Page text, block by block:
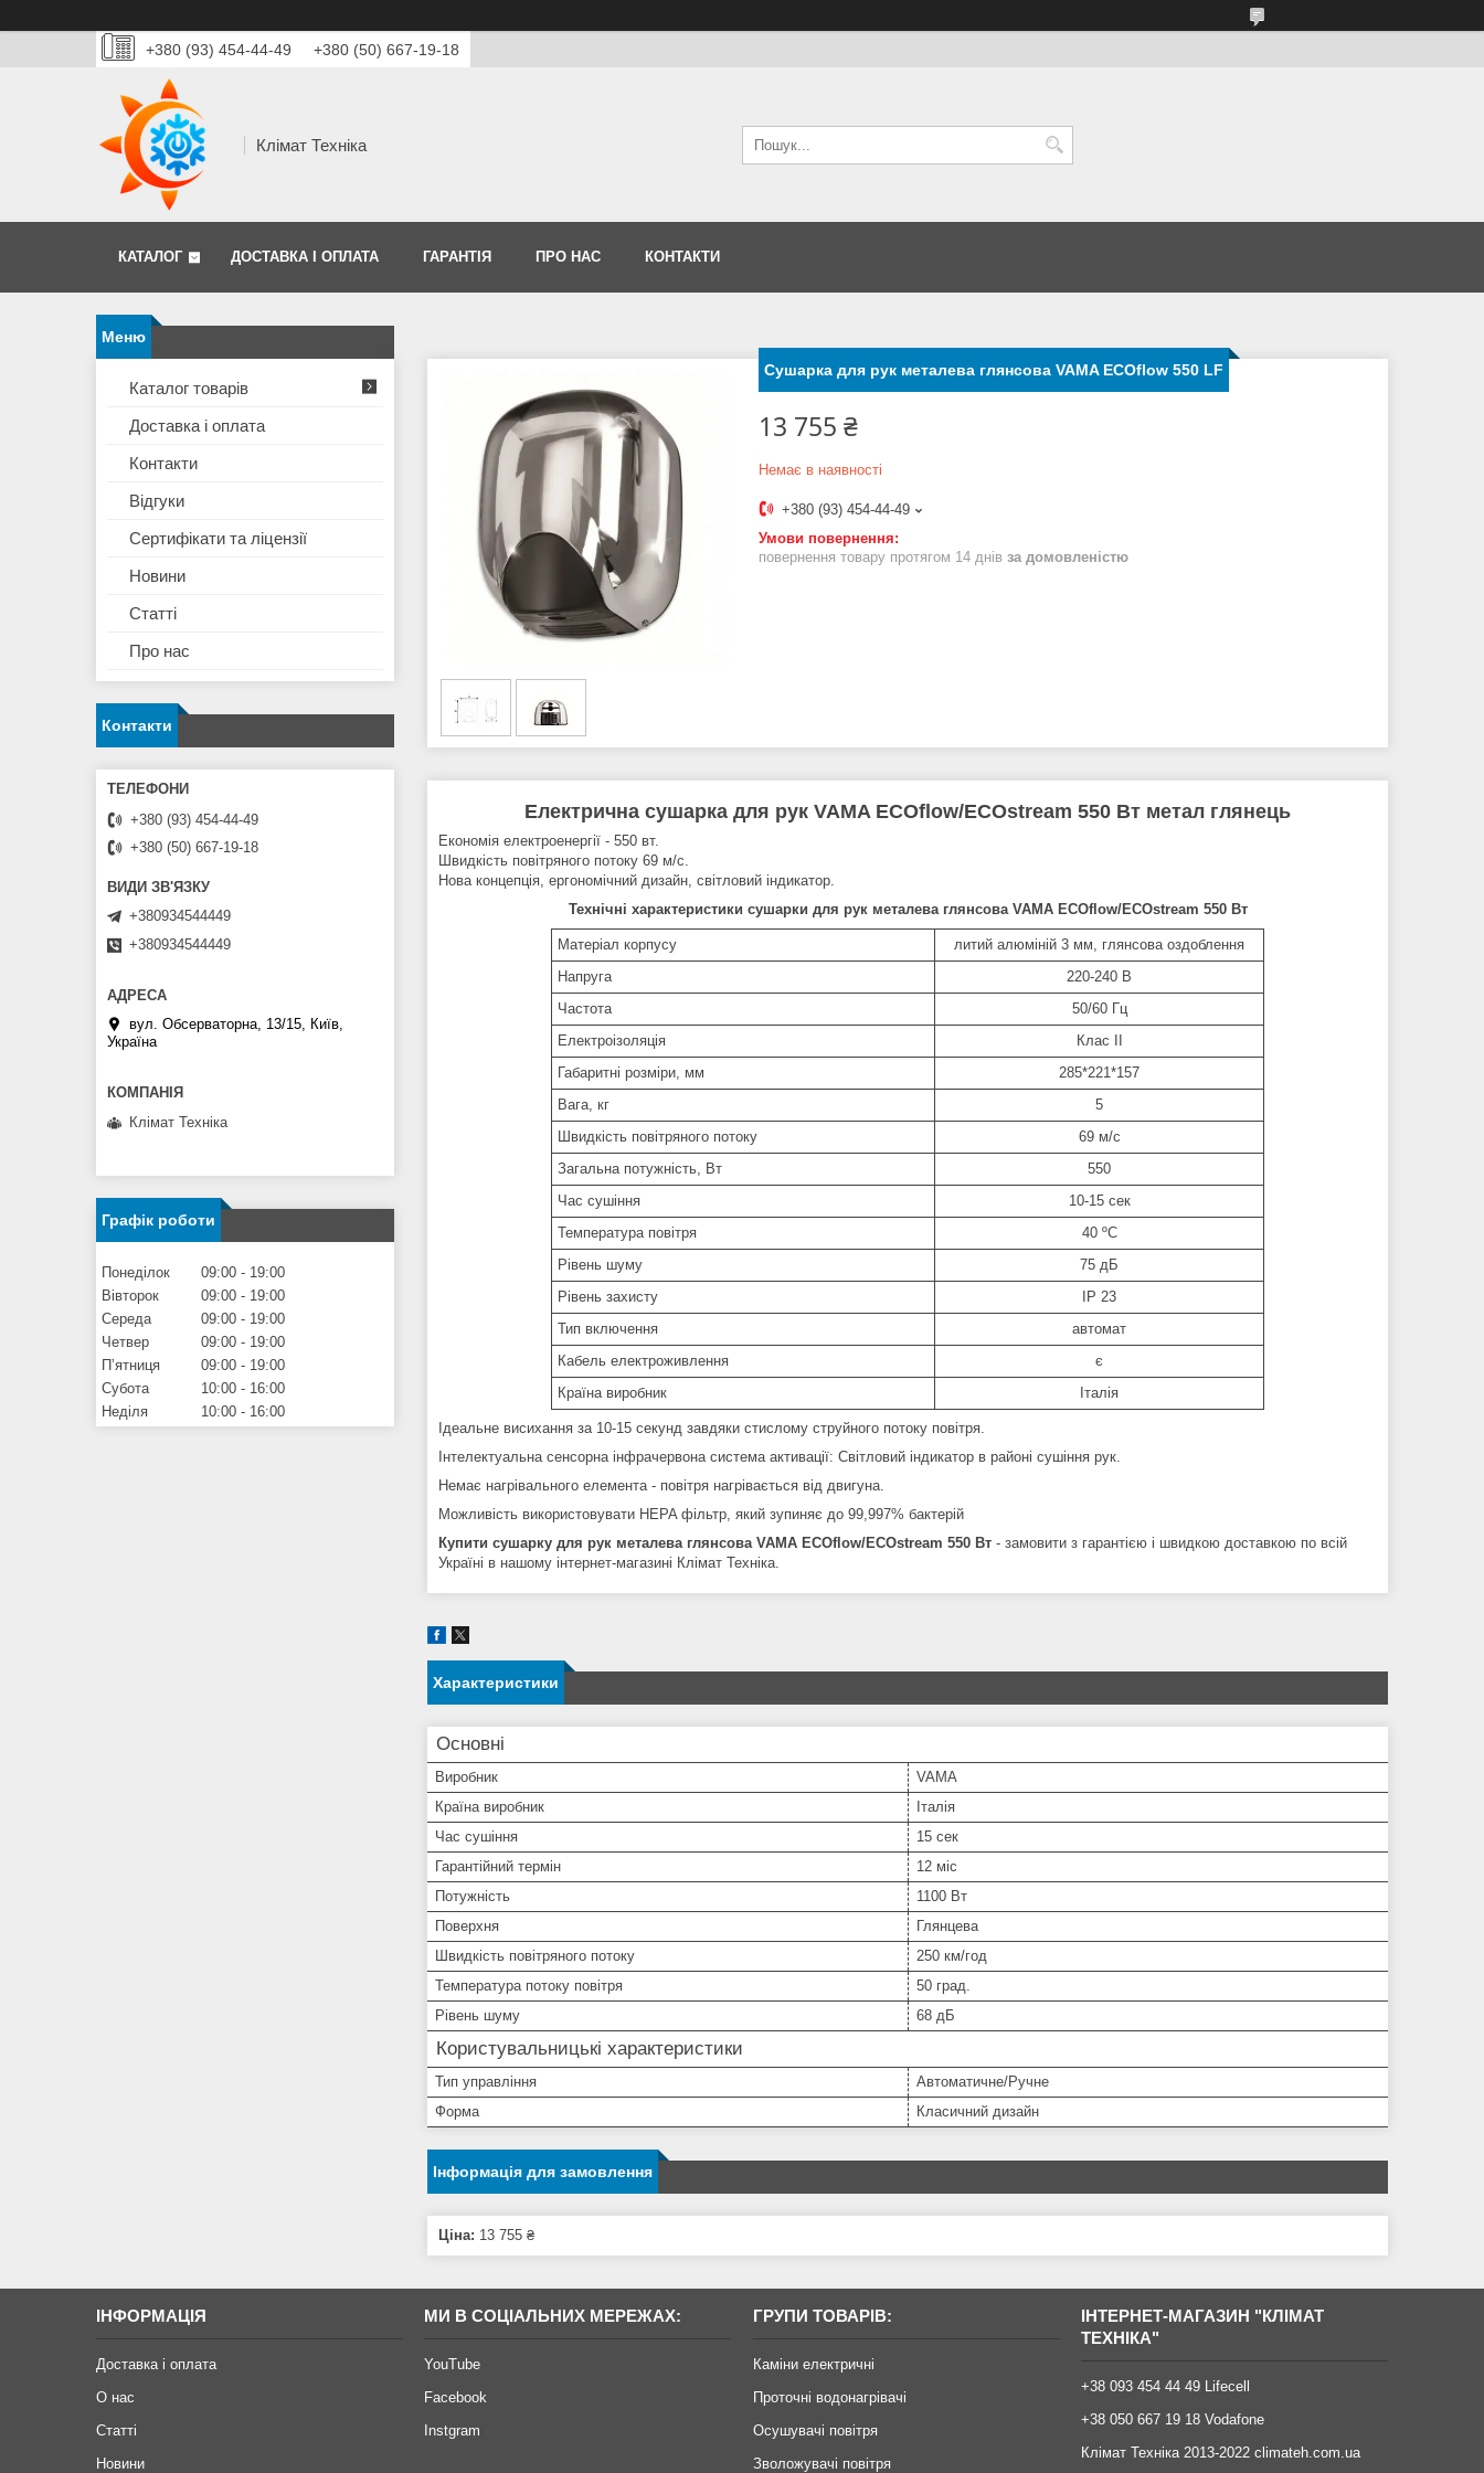
+380 (93) 454-44-49 +380 (50) 667-19-18
Клімат Техніка
КАТАЛОГ ДОСТАВКА І ОПЛАТА ГАРАНТІЯ ПРО НАС КОНТАКТИ
Сушарка для рук металева глянсова VAMA ECOflow 550 LF
13 755 ₴
Немає в наявності
+380 (93) 454-44-49
повернення товару протягом 14 днів за домовленістю
Електрична сушарка для рук VAMA ECOflow/ECOstream 550 Вт метал глянець
Економія електроенергії - 550 вт.
Швидкість повітряного потоку 69 м/с.
Нова концепція, ергономічний дизайн, світловий індикатор.
Технічні характеристики сушарки для рук металева глянсова VAMA ECOflow/ECOstream 550 Вт
Матеріал корпусу
литий алюміній 3 мм, глянсова оздоблення
Напруга
220-240 В
Частота
50/60 Гц
Електроізоляція
Клас II
Габаритні розміри, мм
285*221*157
Вага, кг
5
Швидкість повітряного потоку
69 м/с
Загальна потужність, Вт
550
Час сушіння
10-15 сек
Температура повітря
40 ºC
Рівень шуму
75 дБ
Рівень захисту
IP 23
Тип включення
автомат
Кабель електроживлення
є
Країна виробник
Італія
Ідеальне висихання за 10-15 секунд завдяки стислому струйного потоку повітря.
Інтелектуальна сенсорна інфрачервона система активації: Світловий індикатор в районі сушіння рук.
Немає нагрівального елемента - повітря нагрівається від двигуна.
Можливість використовувати HEPA фільтр, який зупиняє до 99,997% бактерій
Купити сушарку для рук металева глянсова VAMA ECOflow/ECOstream 550 Вт - замовити з гарантією і швидкою доставкою по всій
Україні в нашому інтернет-магазині Клімат Техніка.
Характеристики
Основні
Виробник
VAMA
Країна виробник
Італія
Час сушіння
15 сек
Гарантійний термін
12 міс
Потужність
1100 Вт
Поверхня
Глянцева
Швидкість повітряного потоку
250 км/год
Температура потоку повітря
50 град.
Рівень шуму
68 дБ
Користувальницькі характеристики
Тип управління
Автоматичне/Ручне
Форма
Класичний дизайн
Інформація для замовлення
Ціна: 13 755 ₴
Каталог товарів
Доставка і оплата
Контакти
Відгуки
Сертифікати та ліцензії
Новини
Статті
Про нас
Контакти
+380 (93) 454-44-49
+380 (50) 667-19-18
+380934544449
+380934544449
вул. Обсерваторна, 13/15, Київ,
Україна
Клімат Техніка
Графік роботи
Понеділок 09:00
19:00
Вівторок
09:00
19:00
Середа
09:00
19:00
Четвер
09:00
19:00
Пʼятниця
09:00
19:00
Субота
10:00
16:00
Неділя
10:00 16:00
ІНФОРМАЦІЯ
Доставка і оплата
О нас
Статті
Новини
МИ В СОЦІАЛЬНИХ МЕРЕЖАХ:
YouTube
Facebook
Instgram
ГРУПИ ТОВАРІВ:
Каміни електричні
Проточні водонагрівачі
Осушувачі повітря
Зволожувачі повітря
ІНТЕРНЕТ-МАГАЗИН "КЛІМАТ
ТЕХНІКА"
+38 093 454 44 49 Lifecell
+38 050 667 19 18 Vodafone
Клімат Техніка 2013-2022 climateh.com.ua